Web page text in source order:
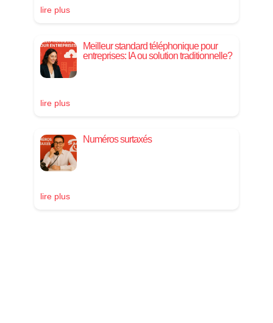
lire plus
Meilleur standard téléphonique pour
entreprises: IA ou solution traditionnelle?
lire plus
Numéros surtaxés
lire plus